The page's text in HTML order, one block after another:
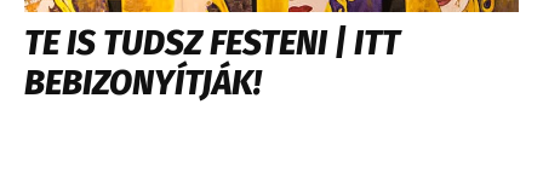
TE IS TUDSZ FESTENI | ITT
BEBIZONYÍTJÁK!